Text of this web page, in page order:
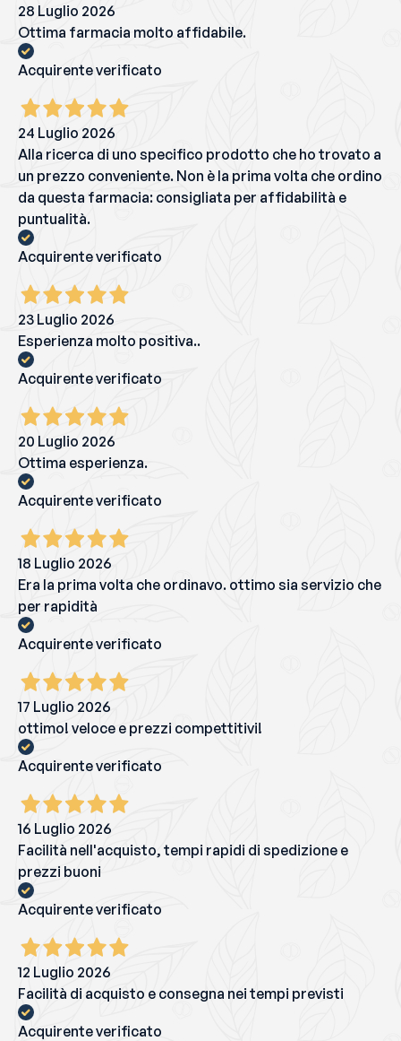
28 Luglio 2026
Ottima farmacia molto affidabile.
Acquirente verificato
24 Luglio 2026
Alla ricerca di uno specifico prodotto che ho trovato a
un prezzo conveniente. Non è la prima volta che ordino
da questa farmacia: consigliata per affidabilità e
puntualità.
Acquirente verificato
23 Luglio 2026
Esperienza molto positiva..
Acquirente verificato
20 Luglio 2026
Ottima esperienza.
Acquirente verificato
18 Luglio 2026
Era la prima volta che ordinavo. ottimo sia servizio che
per rapidità
Acquirente verificato
17 Luglio 2026
ottimo! veloce e prezzi compettitivi!
Acquirente verificato
16 Luglio 2026
Facilità nell'acquisto, tempi rapidi di spedizione e
prezzi buoni
Acquirente verificato
12 Luglio 2026
Facilità di acquisto e consegna nei tempi previsti
Acquirente verificato